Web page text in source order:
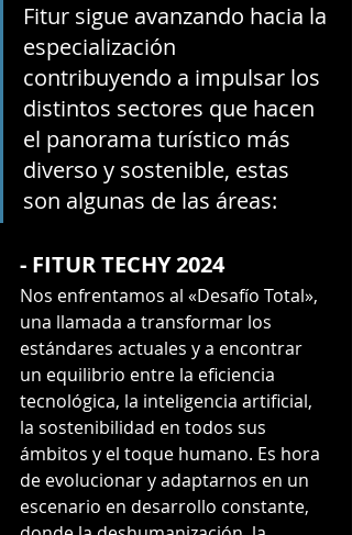
Fitur sigue avanzando hacia la
especialización
contribuyendo a impulsar los
distintos sectores que hacen
el panorama turístico más
diverso y sostenible, estas
son algunas de las áreas:
- FITUR TECHY 2024
Nos enfrentamos al «Desafío Total»,
una llamada a transformar los
estándares actuales y a encontrar
un equilibrio entre la eficiencia
tecnológica, la inteligencia artificial,
la sostenibilidad en todos sus
ámbitos y el toque humano. Es hora
de evolucionar y adaptarnos en un
escenario en desarrollo constante,